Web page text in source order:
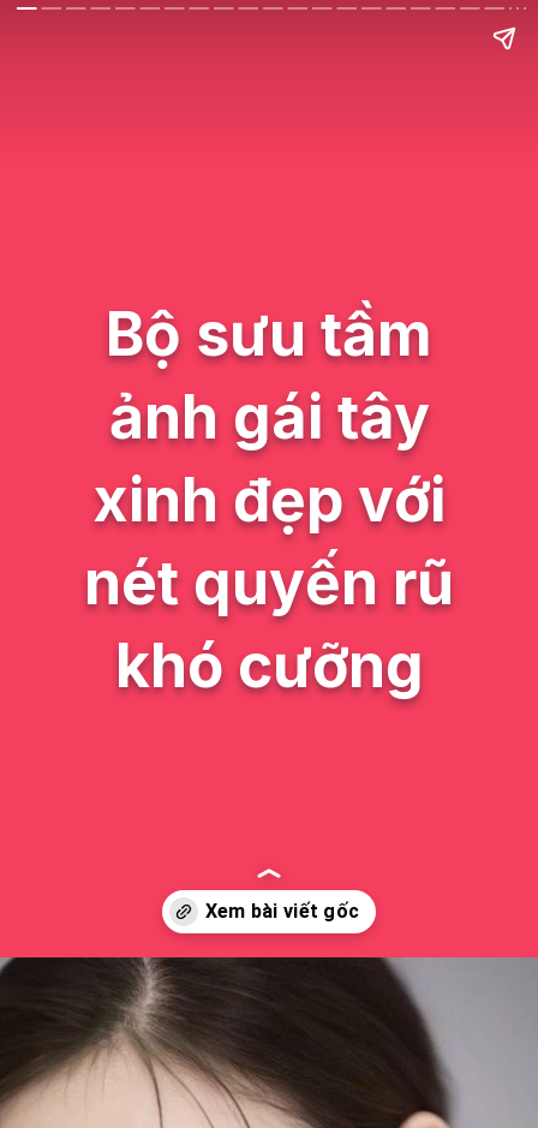
Bộ sưu tầm
ảnh gái tây
xinh đẹp với
nét quyến rũ
khó cưỡng
Đang mởhttps://issiloo.edu.vn/gai-tay-xinh